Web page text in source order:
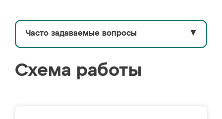
Часто задаваемые вопросы ▼
Схема работы